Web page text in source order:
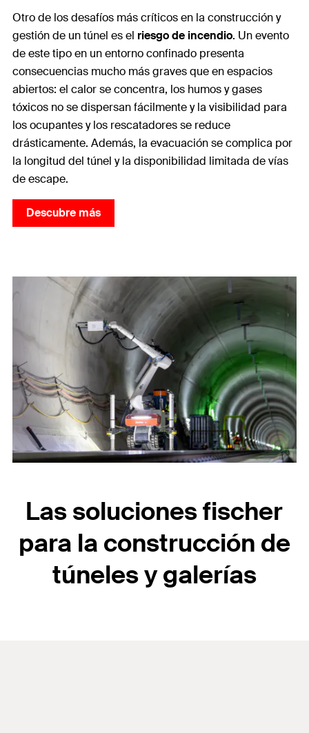
Otro de los desafíos más críticos en la construcción y
gestión de un túnel es el riesgo de incendio. Un evento
de este tipo en un entorno confinado presenta
consecuencias mucho más graves que en espacios
abiertos: el calor se concentra, los humos y gases
tóxicos no se dispersan fácilmente y la visibilidad para
los ocupantes y los rescatadores se reduce
drásticamente. Además, la evacuación se complica por
la longitud del túnel y la disponibilidad limitada de vías
de escape.
Descubre más
Las soluciones fischer
para la construcción de
túneles y galerías